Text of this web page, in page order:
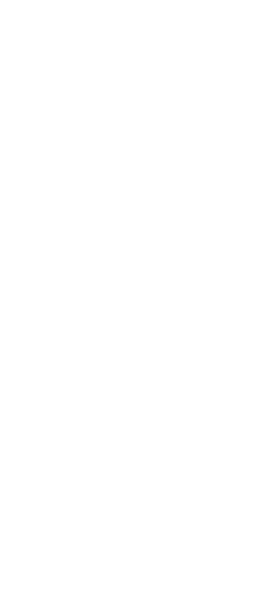
"Tada se zvao Beogradska
On se priseća da bendovi u
prostor za sebe sa svojim
albuma kao i dizajn omota dao je
Nakon melodične i kompleksne
dugme, Novi talas označio je upliv
"Oni su svirački možda bili ispod
tog trenutka, ali su doneli onu
ciklusima stalno ponavlja i uzima
On objašnjava da je Novi talas
kreativne energije kod nas, kao i u
Termiti iz Pule, zatim Prljavo